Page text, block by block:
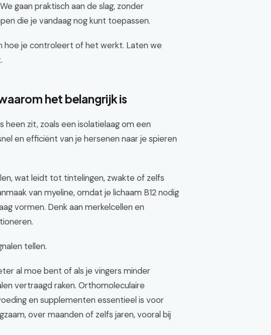
gaan praktisch aan de slag, zonder
die je vandaag nog kunt toepassen.
hoe je controleert of het werkt. Laten we
het belangrijk is
heen zit, zoals een isolatielaag om een
en efficiënt van je hersenen naar je spieren
wat leidt tot tintelingen, zwakte of zelfs
van myeline, omdat je lichaam B12 nodig
vormen. Denk aan merkelcellen en
tellen.
al moe bent of als je vingers minder
vertraagd raken. Orthomoleculaire
en supplementen essentieel is voor
over maanden of zelfs jaren, vooral bij